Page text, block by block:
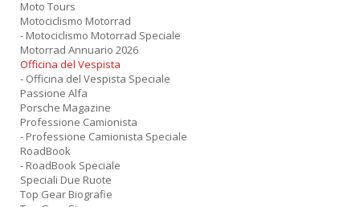
Moto Tours
Motociclismo Motorrad
- Motociclismo Motorrad Speciale
Motorrad Annuario 2026
Officina del Vespista
- Officina del Vespista Speciale
Passione Alfa
Porsche Magazine
Professione Camionista
- Professione Camionista Speciale
RoadBook
- RoadBook Speciale
Speciali Due Ruote
Top Gear Biografie